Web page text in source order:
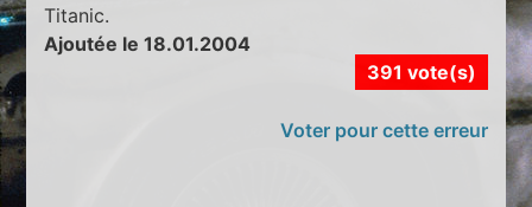
Titanic.
Ajoutée le 18.01.2004
391 vote(s)
Voter pour cette erreur